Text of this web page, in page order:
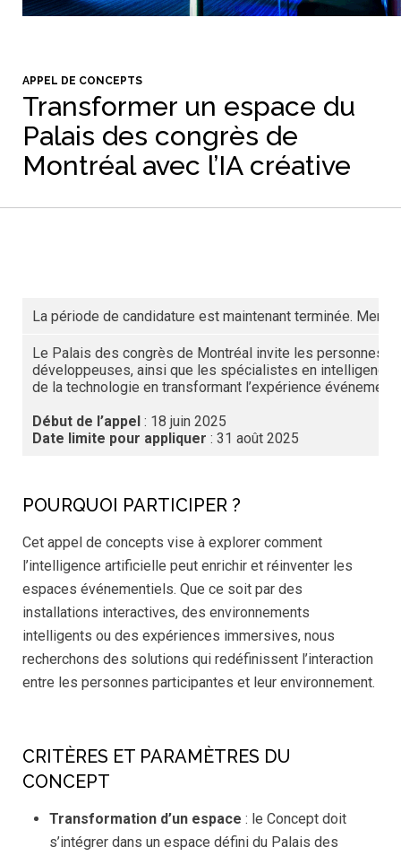
APPEL DE CONCEPTS
Transformer un espace du
Palais des congrès de
Montréal avec l’IA créative
La période de candidature est maintenant terminée. Merci
Le Palais des congrès de Montréal invite les personnes
développeuses, ainsi que les spécialistes en
de la technologie en transformant l’expérience
Début de l’appel : 18 juin 2025
Date limite pour appliquer : 31 août 2025
POURQUOI PARTICIPER ?
Cet appel de concepts vise à explorer comment
l’intelligence artificielle peut enrichir et réinventer les
espaces événementiels. Que ce soit par des
installations interactives, des environnements
intelligents ou des expériences immersives, nous
recherchons des solutions qui redéfinissent l’interaction
entre les personnes participantes et leur environnement.
CRITÈRES ET PARAMÈTRES DU
CONCEPT
Transformation d’un espace : le Concept doit
s’intégrer dans un espace défini du Palais des